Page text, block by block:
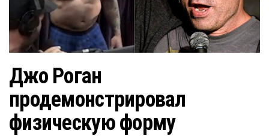
а
в
и
Джо Роган
продемонстрировал
физическую форму